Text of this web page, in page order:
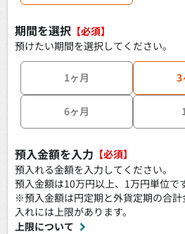
期間を選択 【必須】
預けたい期間を選択してください。
1ヶ月 3
6ヶ月
預入金額を入力 【必須】
預入れる金額を入力してください。
預入金額は10万円以上、1万円単位です
※預入金額は円定期と外貨定期の合
入れには上限があります。
上限について